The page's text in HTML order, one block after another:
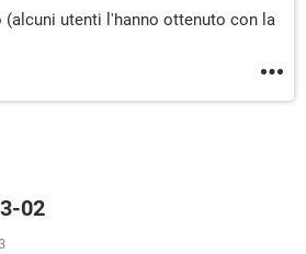
(alcuni utenti l'hanno ottenuto con la
02